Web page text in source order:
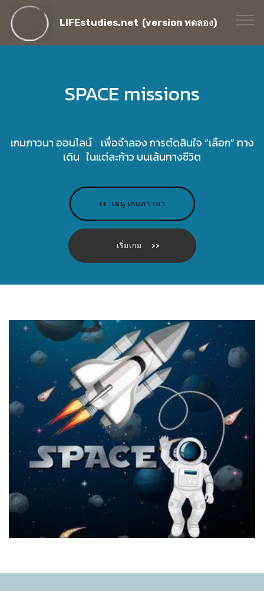
LIFEstudies.net (version ทดลอง)
SPACE missions
เกมภาวนา ออนไลน์ เพื่อจำลอง การตัดสินใจ “เลือก” ทาง
เดิน ในแต่ละก้าว บนเส้นทางชีวิต
<< เมนู เกมภาวนา
เริ่มเกม >>